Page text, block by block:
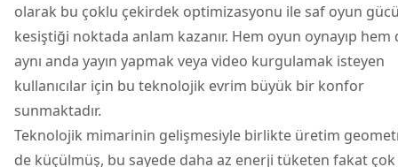
olarak bu çoklu çekirdek optimizasyonu ile saf oyun
kesiştiği noktada anlam kazanır. Hem oyun oynayıp hem
aynı anda yayın yapmak veya video kurgulamak isteyen
kullanıcılar için bu teknolojik evrim büyük bir konfor
sunmaktadır.
Teknolojik mimarinin gelişmesiyle birlikte üretim
de küçülmüş, bu sayede daha az enerji tüketen fakat